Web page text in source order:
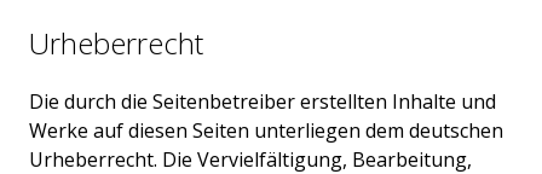
Urheberrecht
Die durch die Seitenbetreiber erstellten Inhalte und
Werke auf diesen Seiten unterliegen dem deutschen
Urheberrecht. Die Vervielfältigung, Bearbeitung,